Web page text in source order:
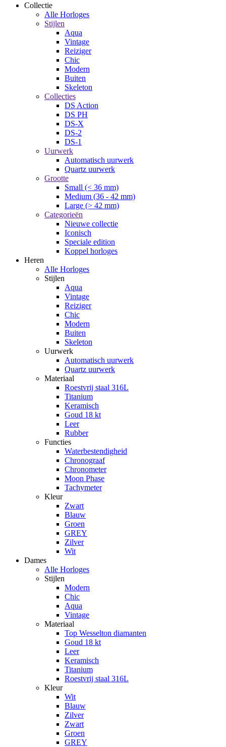
Collectie
Alle Horloges
Stijlen
Aqua
Vintage
Reiziger
Chic
Modern
Buiten
Skeleton
Collecties
DS Action
DS PH
DS-X
DS-2
DS-1
Uurwerk
Automatisch uurwerk
Quartz uurwerk
Grootte
Small (< 36 mm)
Medium (36 - 42 mm)
Large (> 42 mm)
Categorieën
Nieuwe collectie
Iconisch
Speciale edition
Koppel horloges
Heren
Alle Horloges
Stijlen
Aqua
Vintage
Reiziger
Chic
Modern
Buiten
Skeleton
Uurwerk
Automatisch uurwerk
Quartz uurwerk
Materiaal
Roestvrij staal 316L
Titanium
Keramisch
Goud 18 kt
Leer
Rubber
Functies
Waterbestendigheid
Chronograaf
Chronometer
Moon Phase
Tachymeter
Kleur
Zwart
Blauw
Groen
GREY
Zilver
Wit
Dames
Alle Horloges
Stijlen
Modern
Chic
Aqua
Vintage
Materiaal
Top Wesselton diamanten
Goud 18 kt
Leer
Keramisch
Titanium
Roestvrij staal 316L
Kleur
Wit
Blauw
Zilver
Zwart
Groen
GREY